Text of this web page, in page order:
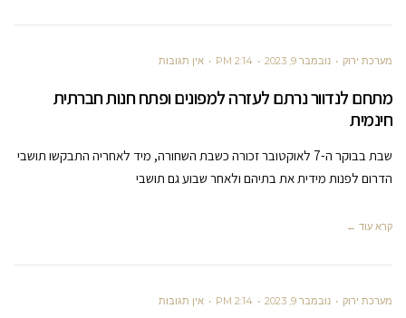
מערכת ירוק נובמבר 9, 2023 2:14 PM אין תגובות
מתחם לנדוור נרתם לעזרה למפונים ופתח חנות חברתית
חינמית
שבת בבוקר ה-7 לאוקטובר זכורה כשבת השחורה, מיד לאחריה התבקשו תושבי
הדרום לפנות מידית את בתיהם ולאחר שבוע גם תושבי
קרא עוד ←
מערכת ירוק נובמבר 9, 2023 2:14 PM אין תגובות